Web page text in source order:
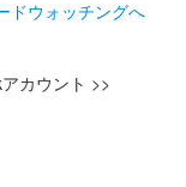
カウント >>